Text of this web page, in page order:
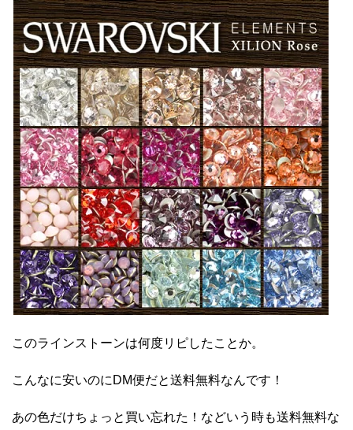
このラインストーンは何度リピしたことか。
こんなに安いのにDM便だと送料無料なんです！
あの色だけちょっと買い忘れた！などいう時も送料無料な